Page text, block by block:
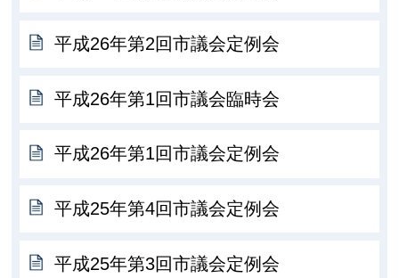
平成26年第2回市議会定例会
平成26年第1回市議会臨時会
平成26年第1回市議会定例会
平成25年第4回市議会定例会
平成25年第3回市議会定例会